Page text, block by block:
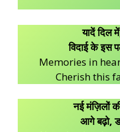
यादें दिल
विदाई के इस
Memories in
Cherish this
नई मंज़िलों
आगे बढ़ो,